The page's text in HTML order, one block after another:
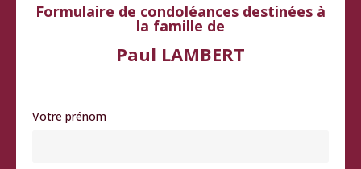
Formulaire de condoléances destinées à
la famille de
Paul LAMBERT
Votre prénom